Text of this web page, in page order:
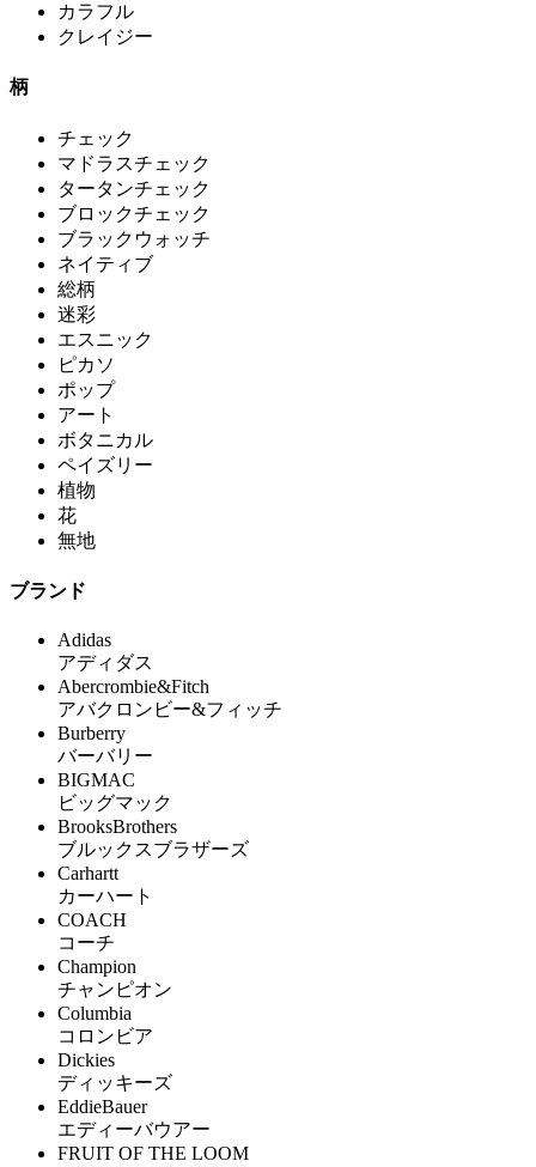
カラフル
クレイジー
柄
チェック
マドラスチェック
タータンチェック
ブロックチェック
ブラックウォッチ
ネイティブ
総柄
迷彩
エスニック
ピカソ
ポップ
アート
ボタニカル
ペイズリー
植物
花
無地
ブランド
Adidas
アディダス
Abercrombie&Fitch
アバクロンビー&フィッチ
Burberry
バーバリー
BIGMAC
ビッグマック
BrooksBrothers
ブルックスブラザーズ
Carhartt
カーハート
COACH
コーチ
Champion
チャンピオン
Columbia
コロンビア
Dickies
ディッキーズ
EddieBauer
エディーバウアー
FRUIT OF THE LOOM